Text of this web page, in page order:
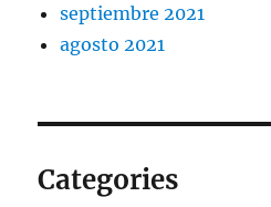
septiembre 2021
agosto 2021
Categories